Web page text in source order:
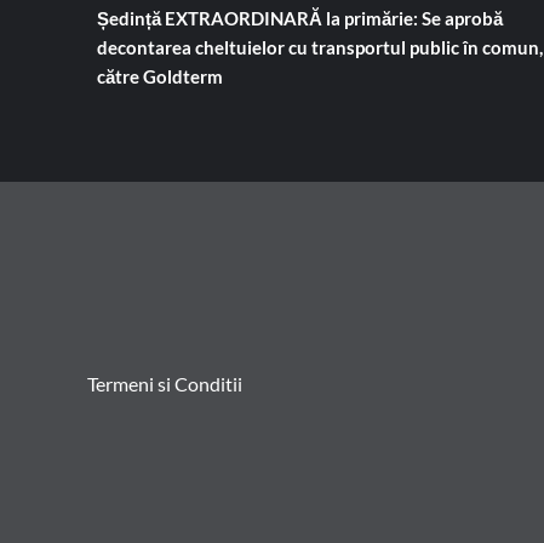
Ședință EXTRAORDINARĂ la primărie: Se aprobă
decontarea cheltuielor cu transportul public în comun,
către Goldterm
Termeni si Conditii